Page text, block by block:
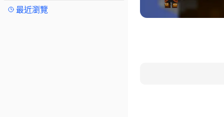
最近瀏覽